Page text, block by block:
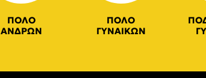
ΠΟΛΟ
ΑΝΔΡΩΝ
ΠΟΛΟ
ΓΥΝΑΙΚΩΝ